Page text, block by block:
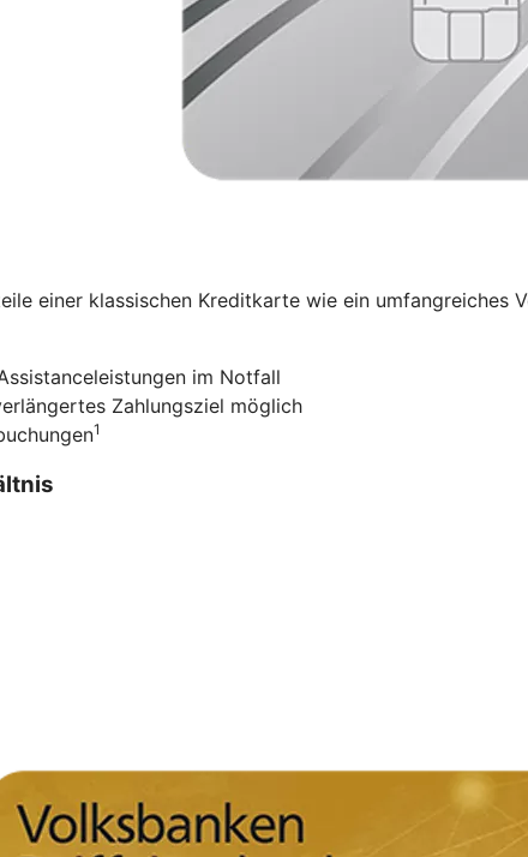
einer klassischen Kreditkarte wie ein umfangreiches
im Notfall
Zahlungsziel möglich
1